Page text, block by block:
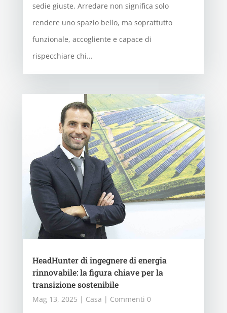
sedie giuste. Arredare non significa solo
rendere uno spazio bello, ma soprattutto
funzionale, accogliente e capace di
rispecchiare chi...
HeadHunter di ingegnere di energia
rinnovabile: la figura chiave per la
transizione sostenibile
Mag 13, 2025 | Casa | Commenti 0